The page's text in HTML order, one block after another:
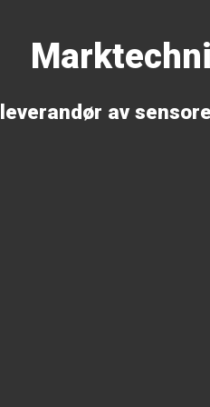
leverandør av